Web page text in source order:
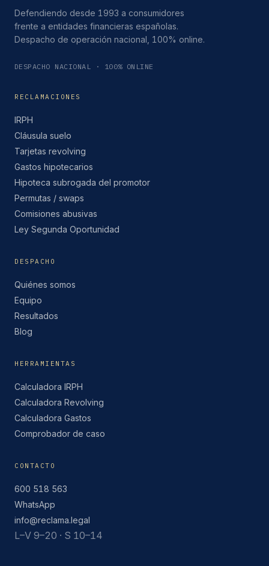
Defendiendo desde 1993 a consumidores
frente a entidades financieras españolas.
Despacho de operación nacional, 100% online.
DESPACHO NACIONAL · 100% ONLINE
RECLAMACIONES
IRPH
Cláusula suelo
Tarjetas revolving
Gastos hipotecarios
Hipoteca subrogada del promotor
Permutas / swaps
Comisiones abusivas
Ley Segunda Oportunidad
DESPACHO
Quiénes somos
Equipo
Resultados
Blog
HERRAMIENTAS
Calculadora IRPH
Calculadora Revolving
Calculadora Gastos
Comprobador de caso
CONTACTO
600 518 563
WhatsApp
info@reclama.legal
L–V 9–20 · S 10–14